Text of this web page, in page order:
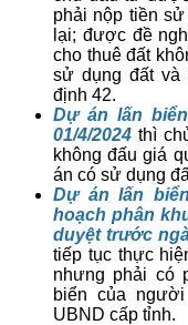
phải nộp tiền
lại; được đề
cho thuê đất
sử dụng đất và
định 42.
Dự án lấn
01/4/2024 thì
không đấu giá
án có sử dụng
Dự án lấn
hoạch phân
duyệt trước
tiếp tục thực
nhưng phải có
biển của
UBND cấp tỉnh.